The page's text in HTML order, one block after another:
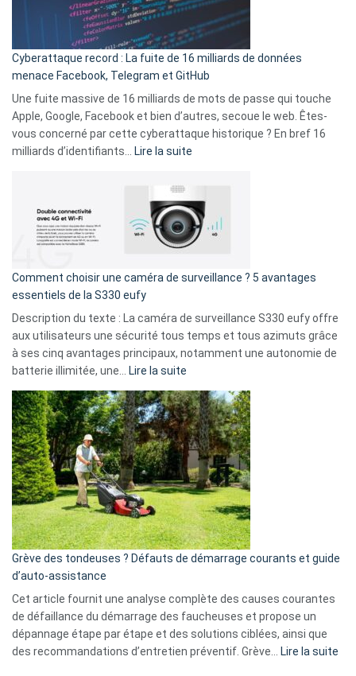
Wrapped
Party
pour
comparer
vos
goûts
musicaux
avec
9
!
Cyberattaque record : La fuite de 16 milliards de données
menace Facebook, Telegram et GitHub
Une fuite massive de 16 milliards de mots de passe qui touche
Apple, Google, Facebook et bien d’autres, secoue le web. Êtes-
vous concerné par cette cyberattaque historique ? En bref 16
milliards d’identifiants…
Lire la suite
record
:
La
fuite
16
données
menace
Facebook,
et
GitHub
Comment choisir une caméra de surveillance ? 5 avantages
essentiels de la S330 eufy
Description du texte : La caméra de surveillance S330 eufy offre
aux utilisateurs une sécurité tous temps et tous azimuts grâce
à ses cinq avantages principaux, notamment une autonomie de
batterie illimitée, une…
Lire la suite
choisir
une
caméra
de
surveillance
?
5
avantages
essentiels
de
S330
eufy
Grève des tondeuses ? Défauts de démarrage courants et guide
d’auto-assistance
Cet article fournit une analyse complète des causes courantes
de défaillance du démarrage des faucheuses et propose un
dépannage étape par étape et des solutions ciblées, ainsi que
des recommandations d’entretien préventif. Grève…
Lire la suite